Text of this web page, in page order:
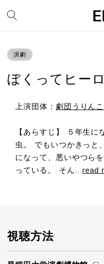
演劇
ぼくってヒー
上演団体： 劇団うりんこ
【あらすじ】 ５年生に
虫。 でもいつかきっと
になって、悪いやつら
っている。 そん...read
視聴方法